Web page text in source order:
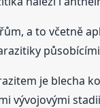
a to včetně
působícími
je blecha
vývojovými